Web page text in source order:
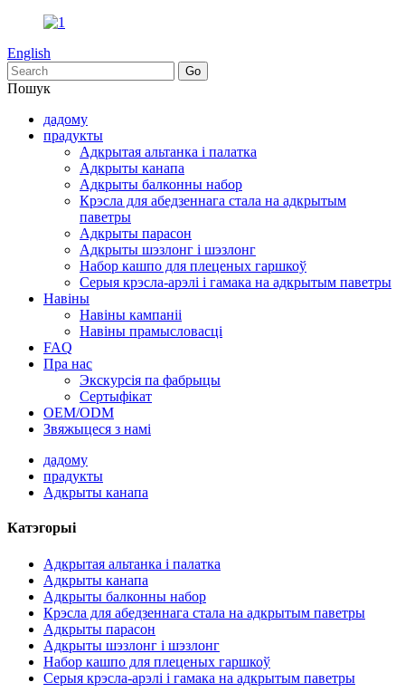
English
Пошук
дадому
прадукты
Адкрытая альтанка і палатка
Адкрыты канапа
Адкрыты балконны набор
Крэсла для абедзеннага стала на адкрытым
паветры
Адкрыты парасон
Адкрыты шэзлонг і шэзлонг
Набор кашпо для плеценых гаршкоў
Серыя крэсла-арэлі і гамака на адкрытым паветры
Навіны
Навіны кампаніі
Навіны прамысловасці
FAQ
Пра нас
Экскурсія па фабрыцы
Сертыфікат
OEM/ODM
Звяжыцеся з намі
дадому
прадукты
Адкрыты канапа
Катэгорыі
Адкрытая альтанка і палатка
Адкрыты канапа
Адкрыты балконны набор
Крэсла для абедзеннага стала на адкрытым паветры
Адкрыты парасон
Адкрыты шэзлонг і шэзлонг
Набор кашпо для плеценых гаршкоў
Серыя крэсла-арэлі і гамака на адкрытым паветры